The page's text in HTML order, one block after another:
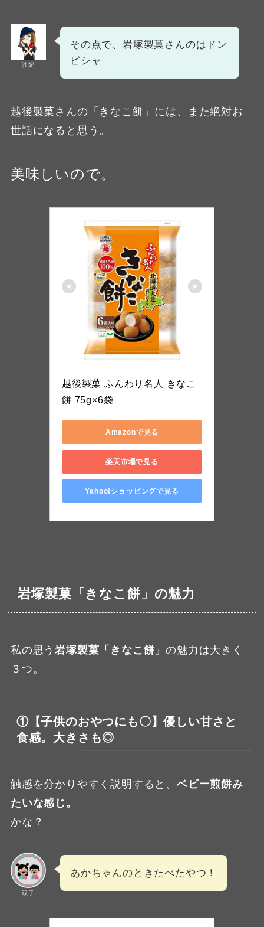
沙妃
その点で、岩塚製菓さんのはドン
ピシャ
越後製菓さんの「きなこ餅」には、また絶対お
世話になると思う。
美味しいので。
越後製菓 ふんわり名人 きなこ
餅 75g×6袋
Amazonで見る
楽天市場で見る
Yahoo!ショッピングで見る
岩塚製菓「きなこ餅」の魅力
私の思う岩塚製菓「きなこ餅」の魅力は大きく
３つ。
①【子供のおやつにも〇】優しい甘さと
食感。大きさも◎
触感を分かりやすく説明すると、ベビー煎餅み
たいな感じ。
かな？
双子
あかちゃんのときたべたやつ！